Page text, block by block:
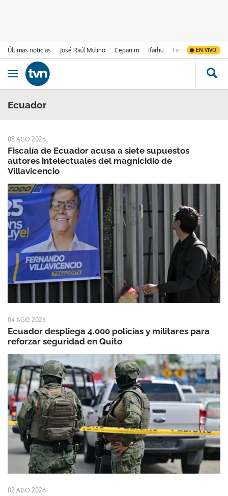
Últimas noticias José Raúl Mulino Cepanim Ifarhu Fenómeno de El
EN VIVO
Ir al contenido
Obrir navegació
Ecuador
08 AGO 2026
Fiscalía de Ecuador acusa a siete supuestos
autores intelectuales del magnicidio de
Villavicencio
04 AGO 2026
Ecuador despliega 4.000 policías y militares para
reforzar seguridad en Quito
02 AGO 2026